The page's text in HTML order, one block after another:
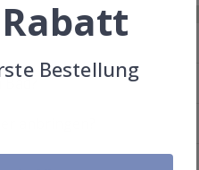
anbringen?
Bestellung